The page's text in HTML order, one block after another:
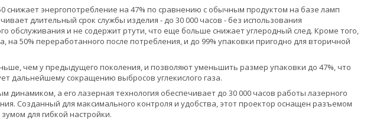
снижает энергопотребление на 47% по сравнению с обычным продуктом на базе ламп
длительный срок службы изделия - до 30 000 часов - без использования
обслуживания и не содержит ртути, что еще больше снижает углеродный след. Кроме того,
на 50% переработанного после потребления, и до 99% упаковки пригодно для вторичной
чем у предыдущего поколения, и позволяют уменьшить размер упаковки до 47%, что
дальнейшему сокращению выбросов углекислого газа.
а его лазерная технология обеспечивает до 30 000 часов работы лазерного
Созданный для максимального контроля и удобства, этот проектор оснащен разъемом
для гибкой настройки.